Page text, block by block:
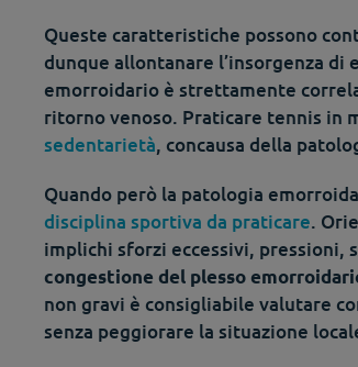
Queste caratteristiche possono
dunque allontanare l’insorgenza
emorroidario è strettamente
ritorno venoso. Praticare tennis in
sedentarietà, concausa della
Quando però la patologia
disciplina sportiva da praticare.
implichi sforzi eccessivi,
congestione del plesso
non gravi è consigliabile valutare
senza peggiorare la situazione